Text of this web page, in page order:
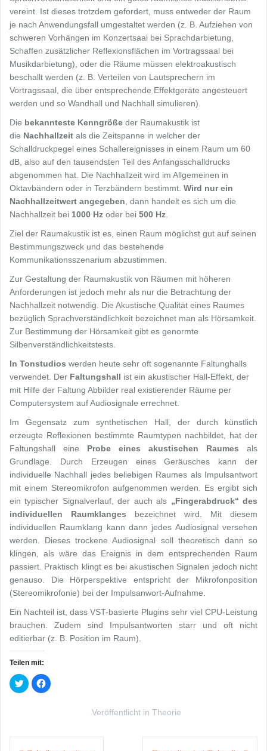
vereint. Ist dieses trotzdem gefordert, muss entweder der Raum
je nach Anwendungsfall umgestaltet werden (z. B. Aufziehen von
schweren Vorhängen im Konzertsaal bei Sprachdarbietung,
Schaffen zusätzlicher Reflexionsflächen im Vortragssaal bei
Musikdarbietung), oder die Räume müssen elektroakustisch
beschallt werden (z. B. Verteilen von Lautsprechern im
Vortragssaal, die über entsprechende Effektgeräte angesteuert
werden und so Wandhall und Nachhall simulieren).
Die bekannteste Kenngröße der Raumakustik ist
die Nachhallzeit als die Zeitspanne in welcher der
Schalldruckpegel eines Schallereignisses in einem Raum um 60
dB, also auf den tausendsten Teil des Anfangsschalldrucks
abgenommen hat. Die Nachhallzeit wird im Allgemeinen in
Oktavbändern oder in Terzbändern bestimmt. Wird nur ein
Nachhallzeitwert angegeben , dann handelt es sich um die
Nachhallzeit bei 1000 Hz oder bei 500 Hz
Ziel der Raumakustik ist es, einen Raum möglichst gut auf seinen
Bestimmungszweck und das bestehende
Kommunikationsszenarium abzustimmen.
Zur Gestaltung der Raumakustik von Räumen mit höheren
Anforderungen ist jedoch mehr als nur die Betrachtung der
Nachhallzeit notwendig. Die Akustische Qualität eines Raumes
bezüglich Sprachverständlichkeit bezeichnet man als Hörsamkeit.
Zur Bestimmung der Hörsamkeit gibt es genormte
Silbenverständlichkeitstests.
In Tonstudios werden heute sehr oft sogenannte Faltunghalls
verwendet. Der Faltungshall ist ein akustischer Hall-Effekt, der
mit Hilfe der Faltung Abbilder real existierender Räume per
Computersystem auf Audiosignale errechnet.
Im Gegensatz zum synthetischen Hall, der durch künstlich
erzeugte Reflexionen bestimmte Raumtypen nachbildet, hat der
Faltungshall eine Probe eines akustischen Raumes als
Grundlage. Durch Erzeugen eines Geräusches kann der
individuelle Nachhall jedes beliebigen Raumes als Impulsantwort
mit einem Stereomikrofon aufgenommen werden. Es ergibt sich
ein typischer Signalverlauf, der auch als „Fingerabdruck“ des
individuellen Raumklanges bezeichnet wird. Mit diesem
individuellen Raumklang kann dann jedes Audiosignal versehen
werden. Dieses trockene Audiosignal soll theoretisch dann so
klingen, als wäre das Ereignis in dem entsprechenden Raum
passiert. Praktisch klingt es bei akustischen Signalen jedoch nicht
genauso. Die Hörperspektive entspricht der Mikrofonposition
(Stereomikrofonie) bei der Impulsanwort-Aufnahme.
Ein Nachteil ist, dass VST-basierte Plugins sehr viel CPU-Leistung
brauchen. Zudem sind Impulsantworten starr und oft nicht
editierbar (z. B. Position im Raum).
Teilen mit:
K
l
K
l
Veröffentlicht in Theorie
Beitragsnavigation